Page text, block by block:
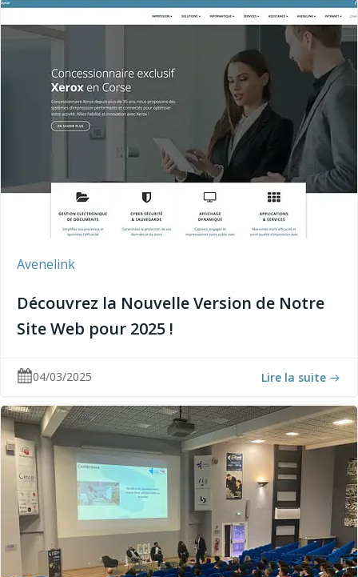
Avenelink
Découvrez la Nouvelle Version de Notre
Site Web pour 2025 !
04/03/2025 Lire la suite